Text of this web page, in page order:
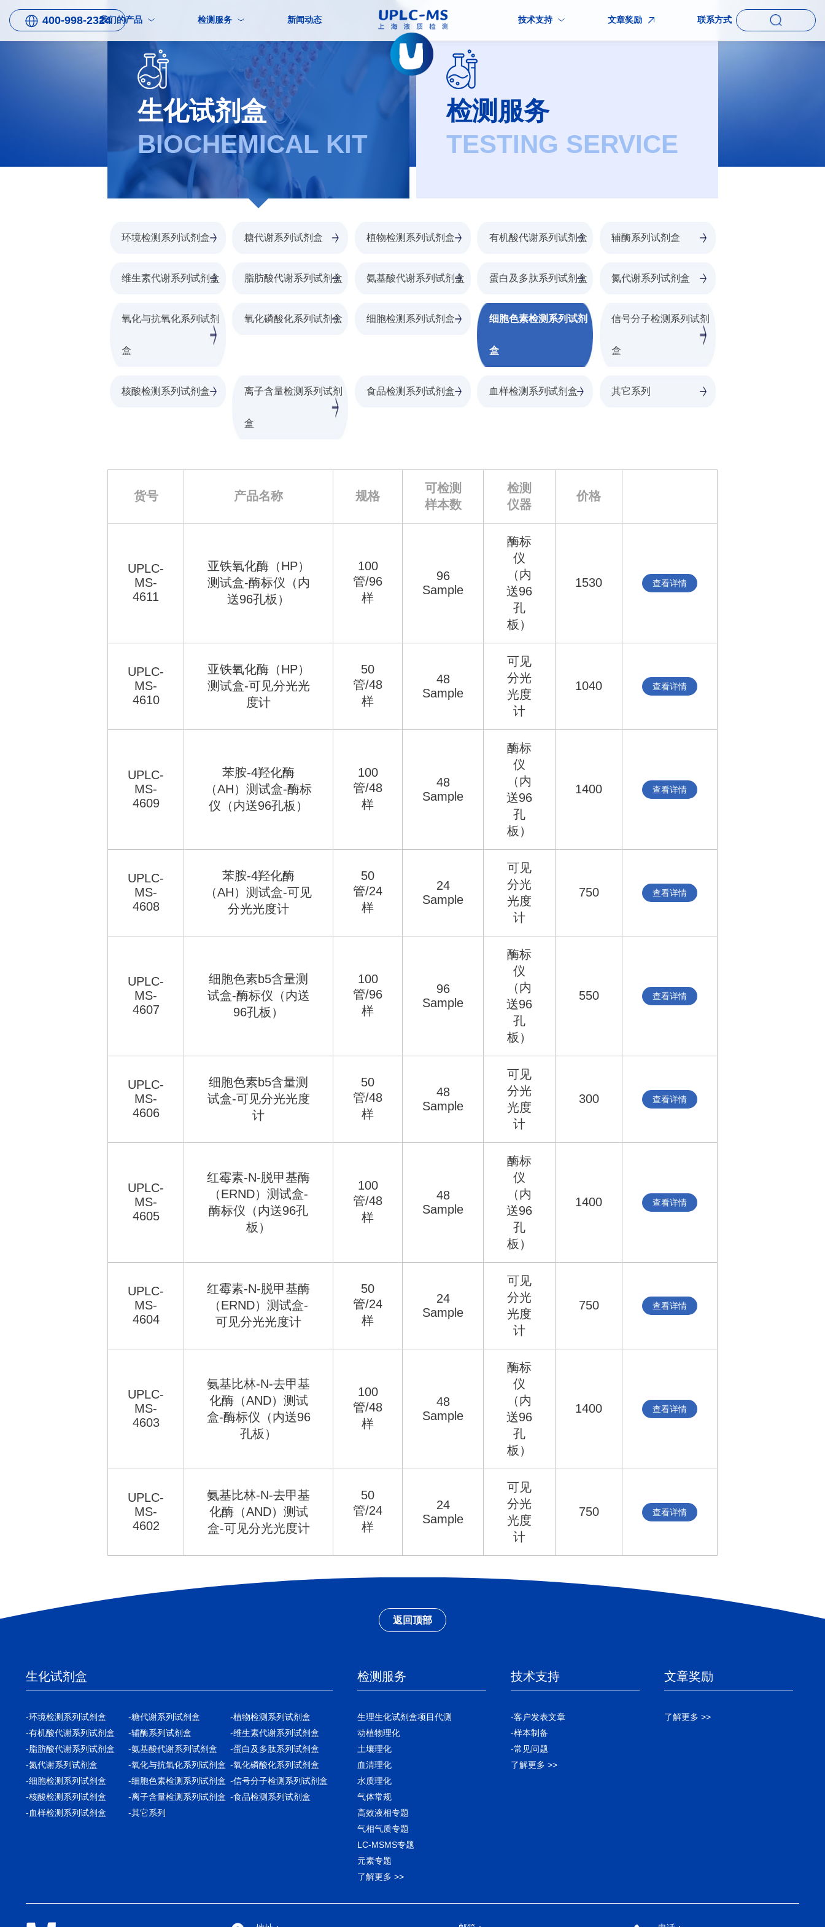
400-998-2324我们的产品 检测服务 新闻动态 技术支持 文章奖励 联系方式
生化试剂盒
BIOCHEMICAL KIT
检测服务
TESTING SERVICE
环境检测系列试剂盒 糖代谢系列试剂盒 植物检测系列试剂盒 有机酸代谢系列试剂盒 辅酶系列试剂盒
维生素代谢系列试剂盒 脂肪酸代谢系列试剂盒 氨基酸代谢系列试剂盒 蛋白及多肽系列试剂盒 氮代谢系列试剂盒
氧化与抗氧化系列试剂
盒
氧化磷酸化系列试剂盒 细胞检测系列试剂盒 细胞色素检测系列试剂
盒
信号分子检测系列试剂
盒
核酸检测系列试剂盒 离子含量检测系列试剂
盒
食品检测系列试剂盒 血样检测系列试剂盒 其它系列
货号 产品名称 规格
可检测
样本数
检测
仪器
价格
UPLC-
MS-
4611
亚铁氧化酶（HP）
测试盒-酶标仪（内
送96孔板）
100
管/96
样
96
Sample
酶标
仪
（内
送96
孔
板）
1530 查看详情
UPLC-
MS-
4610
亚铁氧化酶（HP）
测试盒-可见分光光
度计
50
管/48
样
48
Sample
可见
分光
光度
计
1040 查看详情
UPLC-
MS-
4609
苯胺-4羟化酶
（AH）测试盒-酶标
仪（内送96孔板）
100
管/48
样
48
Sample
酶标
仪
（内
送96
孔
板）
1400 查看详情
UPLC-
MS-
4608
苯胺-4羟化酶
（AH）测试盒-可见
分光光度计
50
管/24
样
24
Sample
可见
分光
光度
计
750 查看详情
UPLC-
MS-
4607
细胞色素b5含量测
试盒-酶标仪（内送
96孔板）
100
管/96
样
96
Sample
酶标
仪
（内
送96
孔
板）
550 查看详情
UPLC-
MS-
4606
细胞色素b5含量测
试盒-可见分光光度
计
50
管/48
样
48
Sample
可见
分光
光度
计
300 查看详情
UPLC-
MS-
4605
红霉素-N-脱甲基酶
（ERND）测试盒-
酶标仪（内送96孔
板）
100
管/48
样
48
Sample
酶标
仪
（内
送96
孔
板）
1400 查看详情
UPLC-
MS-
4604
红霉素-N-脱甲基酶
（ERND）测试盒-
可见分光光度计
50
管/24
样
24
Sample
可见
分光
光度
计
750 查看详情
UPLC-
MS-
4603
氨基比林-N-去甲基
化酶（AND）测试
盒-酶标仪（内送96
孔板）
100
管/48
样
48
Sample
酶标
仪
（内
送96
孔
板）
1400 查看详情
UPLC-
MS-
4602
氨基比林-N-去甲基
化酶（AND）测试
盒-可见分光光度计
50
管/24
样
24
Sample
可见
分光
光度
计
750 查看详情
返回顶部
生化试剂盒
-环境检测系列试剂盒 -糖代谢系列试剂盒
-植物检测系列试剂盒
-有机酸代谢系列试剂盒
-辅酶系列试剂盒
-维生素代谢系列试剂盒
-脂肪酸代谢系列试剂盒
-氨基酸代谢系列试剂盒
-蛋白及多肽系列试剂盒
-氮代谢系列试剂盒
-氧化与抗氧化系列试剂盒 -氧化磷酸化系列试剂盒
-细胞检测系列试剂盒
-细胞色素检测系列试剂盒 -信号分子检测系列试剂盒
-核酸检测系列试剂盒
-离子含量检测系列试剂盒 -食品检测系列试剂盒
-血样检测系列试剂盒
-其它系列
检测服务
生理生化试剂盒项目代测
动植物理化
土壤理化
血清理化
水质理化
气体常规
高效液相专题
气相气质专题
LC-MSMS专题
元素专题
了解更多 >>
技术支持
-客户发表文章
-样本制备
-常见问题
了解更多 >>
文章奖励
了解更多 >>